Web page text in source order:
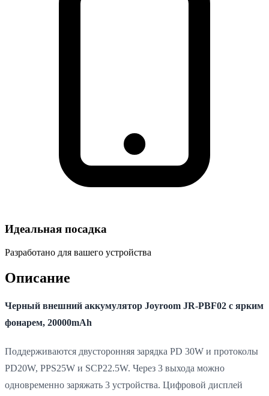
Идеальная посадка
Разработано для вашего устройства
Описание
Черный внешний аккумулятор Joyroom JR-PBF02 с ярким
фонарем, 20000mAh
Поддерживаются двусторонняя зарядка PD 30W и протоколы
PD20W, PPS25W и SCP22.5W. Через 3 выхода можно
одновременно заряжать 3 устройства. Цифровой дисплей